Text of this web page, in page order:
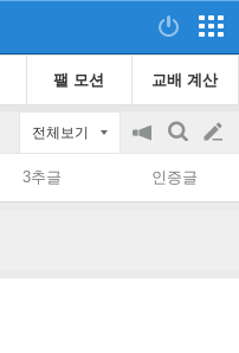
팰 모션 교배 계산
전체보기
공
on/off
검
색
글
쓰
3추글 인증글